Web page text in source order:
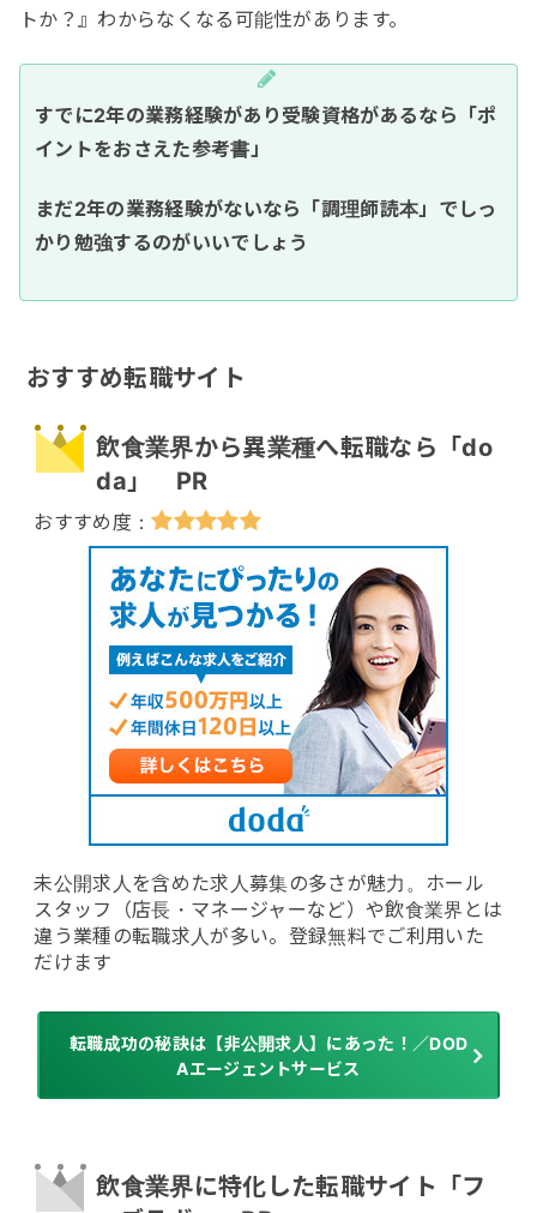
トか？』わからなくなる可能性があります。
すでに2年の業務経験があり受験資格があるなら「ポ
イントをおさえた参考書」
まだ2年の業務経験がないなら「調理師読本」でしっ
かり勉強するのがいいでしょう
おすすめ転職サイト
飲食業界から異業種へ転職なら「do
da」 PR
未公開求人を含めた求人募集の多さが魅力。ホール
スタッフ（店長・マネージャーなど）や飲食業界とは
違う業種の転職求人が多い。登録無料でご利用いた
だけます
転職成功の秘訣は【非公開求人】にあった！／DOD
Aエージェントサービス
飲食業界に特化した転職サイト「フ